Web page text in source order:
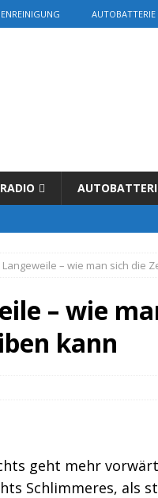
AUTOBATTERIE
– wie man sich die
– wie
kann
geht mehr
Schlimmeres, als